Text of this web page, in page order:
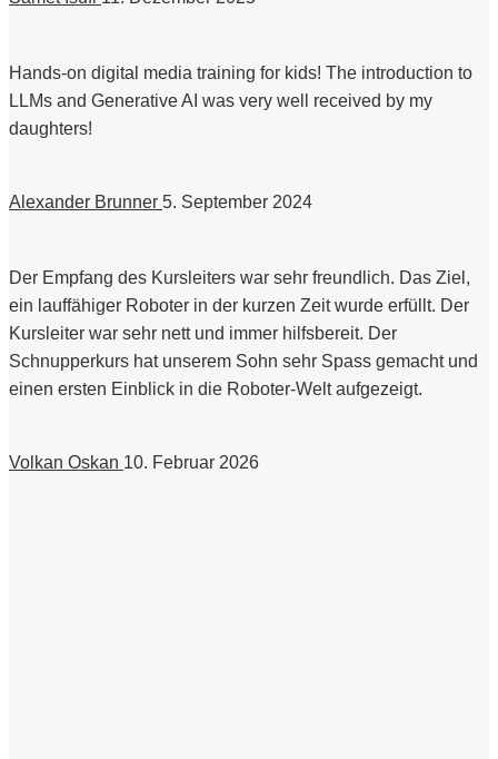
Hands-on digital media training for kids! The introduction to
LLMs and Generative AI was very well received by my
daughters!
Alexander Brunner 5. September 2024
Der Empfang des Kursleiters war sehr freundlich. Das Ziel,
ein lauffähiger Roboter in der kurzen Zeit wurde erfüllt. Der
Kursleiter war sehr nett und immer hilfsbereit. Der
Schnupperkurs hat unserem Sohn sehr Spass gemacht und
einen ersten Einblick in die Roboter-Welt aufgezeigt.
Volkan Oskan 10. Februar 2026